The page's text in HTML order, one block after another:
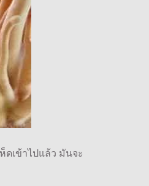
ห็ดเข้าไปแล้ว มันจะ